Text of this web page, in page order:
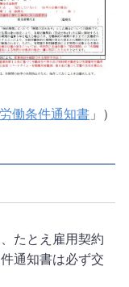
働条件通知書 」）
たとえ雇用契約
通知書は必ず交